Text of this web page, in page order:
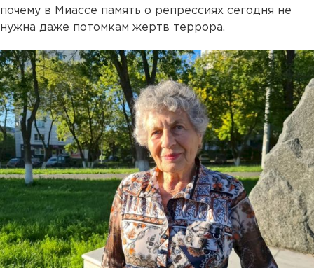
почему в Миассе память о репрессиях сегодня не
нужна даже потомкам жертв террора.